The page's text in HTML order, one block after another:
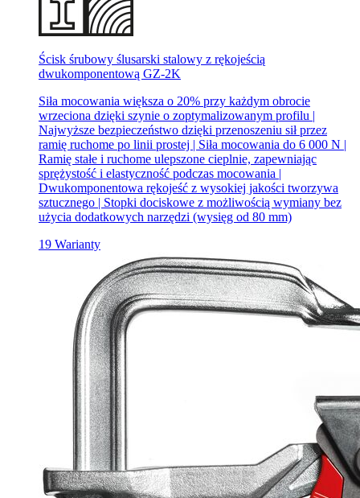
Ścisk śrubowy ślusarski stalowy z rękojeścią
dwukomponentową GZ-2K
Siła mocowania większa o 20% przy każdym obrocie
wrzeciona dzięki szynie o zoptymalizowanym profilu |
Najwyższe bezpieczeństwo dzięki przenoszeniu sił przez
ramię ruchome po linii prostej | Siła mocowania do 6 000 N |
Ramię stałe i ruchome ulepszone cieplnie, zapewniając
sprężystość i elastyczność podczas mocowania |
Dwukomponentowa rękojeść z wysokiej jakości tworzywa
sztucznego | Stopki dociskowe z możliwością wymiany bez
użycia dodatkowych narzędzi (wysięg od 80 mm)
19 Warianty